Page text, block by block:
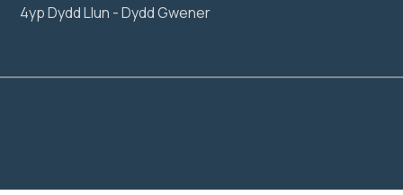
4yp Dydd Llun - Dydd Gwener